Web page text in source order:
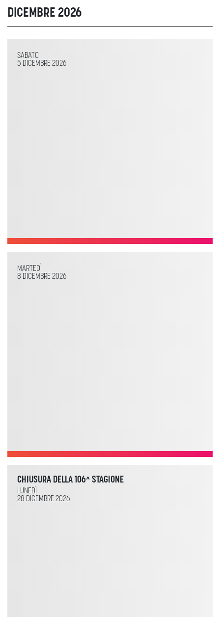
DICEMBRE 2026
SABATO
5 DICEMBRE 2026
MARTEDÌ
8 DICEMBRE 2026
CHIUSURA DELLA 106^ STAGIONE
LUNEDÌ
28 DICEMBRE 2026